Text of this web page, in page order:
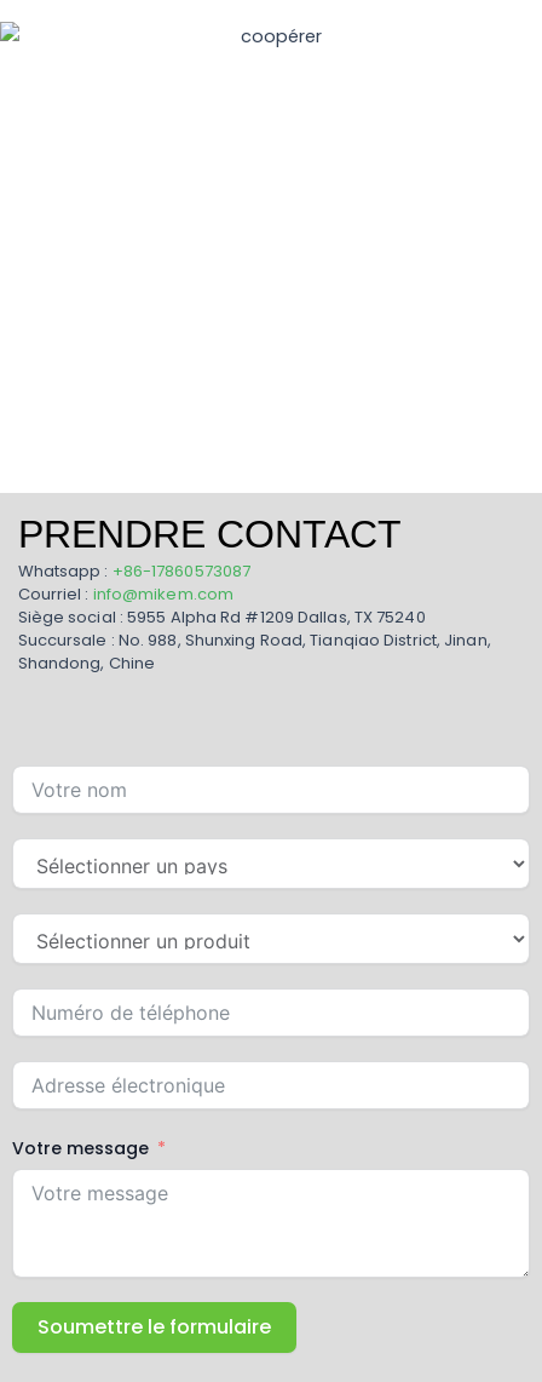
PRENDRE CONTACT
Whatsapp : +86-17860573087
Courriel : info@mikem.com
Siège social : 5955 Alpha Rd #1209 Dallas, TX 75240
Succursale : No. 988, Shunxing Road, Tianqiao District, Jinan,
Shandong, Chine
Votre message
Soumettre le formulaire